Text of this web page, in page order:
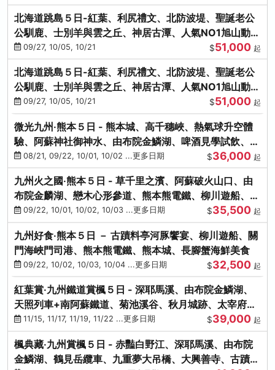
北海道跳島５日-紅葉、利尻禮文、北防波堤、聖誕老公
公馴鹿、士別羊與雲之丘、神居古潭、人氣NO1旭山動物
園、海膽涮涮鍋
09/27, 10/05, 10/21 $51,000 起
北海道跳島５日-紅葉、利尻禮文、北防波堤、聖誕老公
公馴鹿、士別羊與雲之丘、神居古潭、人氣NO1旭山動物
園、海膽涮涮鍋
09/27, 10/05, 10/21 $51,000 起
微光九州‧熊本５日 - 熊本城、高千穗峽、熱氣球升空體
驗、阿蘇神社御神水、由布院金鱗湖、啤酒見學試飲、豪
華海鮮盛宴
08/21, 09/22, 10/01, 10/02 ...更多日期 $36,000 起
九州火之國‧熊本５日 - 草千里之濱、阿蘇破火山口、由
布院金麟湖、戀木心形參道、熊本熊電鐵、柳川遊船、地
獄蒸DIY
09/22, 10/01, 10/02, 10/03 ...更多日期 $35,500 起
九州好食‧熊本５日 － 古蹟料亭河豚饗宴、柳川遊船、關
門海峽門司港、熊本熊電鐵、熊本城、長腳蟹海鮮美食
09/22, 10/02, 10/03, 10/04 ...更多日期 $32,500 起
紅葉賞‧九州鐵道賞楓５日 - 深耶馬溪、由布院金鱗湖、
天照列車+南阿蘇鐵道、菊池溪谷、秋月城跡、太宰府天
滿宮、竈門神社
11/15, 11/17, 11/19, 11/22 ...更多日期 $39,000 起
楓典藏‧九州賞楓５日 - 赤豔白野江、深耶馬溪、由布院
金鱗湖、鶴見岳纜車、九重夢大吊橋、大興善寺、古蹟河